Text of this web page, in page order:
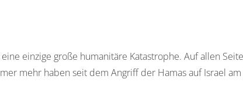
einzige große humanitäre Katastrophe. Auf allen
mehr haben seit dem Angriff der Hamas auf Israel